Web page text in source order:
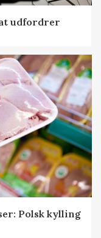
udfordrer
Polsk kylling